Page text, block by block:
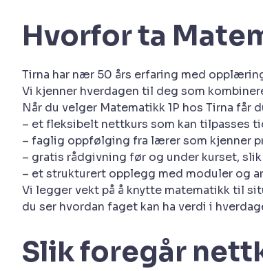
Hvorfor ta
Tirna har nær 50 års erfaring med
Vi kjenner hverdagen til deg som
Når du velger Matematikk 1P hos Tirna får
– et fleksibelt nettkurs som kan tilpasses
– faglig oppfølging fra lærer som kjenner
– gratis rådgivning før og under kurset,
– et strukturert opplegg med moduler og
Vi legger vekt på å knytte matematikk til
du ser hvordan faget kan ha verdi i
Slik foregår